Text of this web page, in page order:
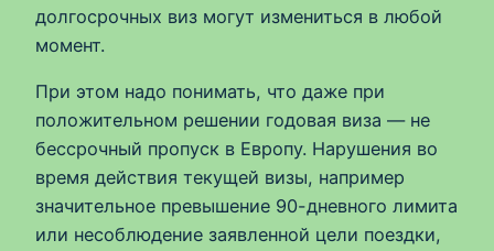
долгосрочных виз могут измениться в любой
момент.
При этом надо понимать, что даже при
положительном решении годовая виза — не
бессрочный пропуск в Европу. Нарушения во
время действия текущей визы, например
значительное превышение 90-дневного лимита
или несоблюдение заявленной цели поездки,